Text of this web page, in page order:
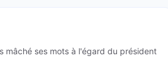
mâché ses mots à l'égard du président